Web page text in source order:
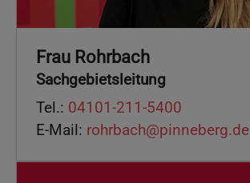
Frau Rohrbach
Sachgebietsleitung
Tel.: 04101-211-5400
E-Mail: rohrbach@pinneberg.de